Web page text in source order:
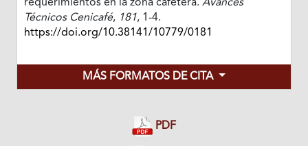
requerimientos en la zona cafetera. Avances
Técnicos Cenicafé, 181, 1-4.
https://doi.org/10.38141/10779/0181
MÁS FORMATOS DE CITA
PDF